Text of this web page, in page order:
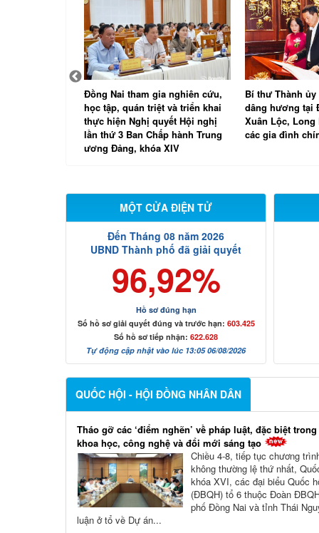
Đồng Nai tham gia nghiên cứu,
học tập, quán triệt và triển khai
thực hiện Nghị quyết Hội nghị
lần thứ 3 Ban Chấp hành Trung
ương Đảng, khóa XIV
Bí thư Thành ủy
dâng hương tại
Xuân Lộc, Long
các gia đình
MỘT CỬA ĐIỆN TỬ
Đến Tháng 08 năm 2026
UBND Thành phố đã giải quyết
96,92%
Hồ sơ đúng hạn
Số hồ sơ giải quyết đúng và trước hạn: 603.425
Số hồ sơ tiếp nhận:622.628
Tự động cập nhật vào lúc 13:05 06/08/2026
QUỐC HỘI - HỘI ĐỒNG NHÂN DÂN
Tháo gỡ các ‘điểm nghẽn’ về pháp luật, đặc biệt
khoa học, công nghệ và đổi mới sáng tạo
Chiều 4-8, tiếp tục chương
không thường lệ thứ nhất,
khóa XVI, các đại biểu Quốc
(ĐBQH) tổ 6 thuộc Đoàn
phố Đồng Nai và tỉnh Thái
luận ở tổ về Dự án...